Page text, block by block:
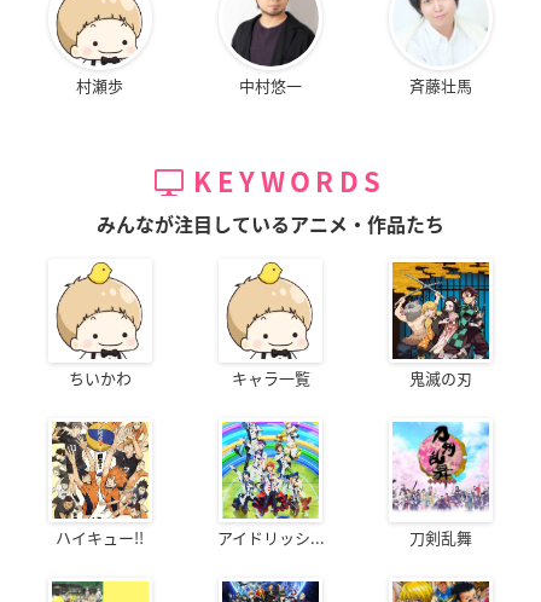
村瀬歩 中村悠一 斉藤壮馬
KEYWORDS
みんなが注目しているアニメ・作品たち
ちいかわ キャラ一覧 鬼滅の刃
ハイキュー!! アイドリッシ... 刀剣乱舞